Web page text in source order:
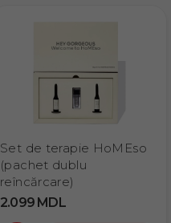
Set de terapie HoMEso
(pachet dublu
reîncărcare)
2.099 MDL